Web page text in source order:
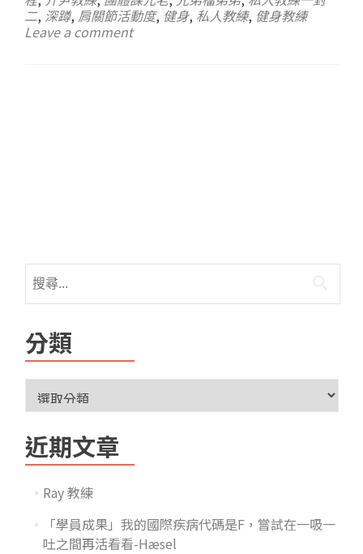
二, 深蹲, 肩關節活動度, 健身, 私人教練, 健身教練
Leave a comment
分類
近期文章
Ray 教練
「學員成果」我的國際疾病代碼是F，嘗試在一吸一
吐之間再活看看-Hæsel